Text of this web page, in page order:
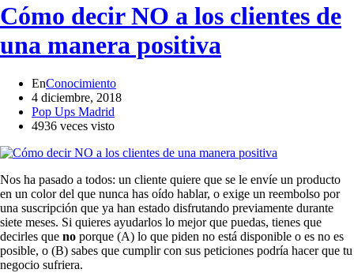
Cómo decir NO a los clientes de
una manera positiva
EnConocimiento
4 diciembre, 2018
Pop Ups Madrid
4936 veces visto
Nos ha pasado a todos: un cliente quiere que se le envíe un producto
en un color del que nunca has oído hablar, o exige un reembolso por
una suscripción que ya han estado disfrutando previamente durante
siete meses. Si quieres ayudarlos lo mejor que puedas, tienes que
decirles que no porque (A) lo que piden no está disponible o es no es
posible, o (B) sabes que cumplir con sus peticiones podría hacer que tu
negocio sufriera.